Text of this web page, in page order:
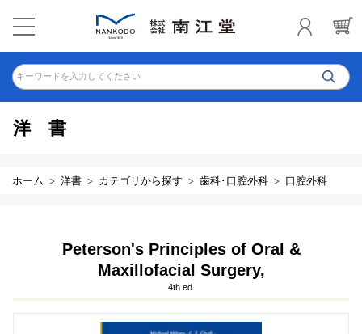
キーワードを入力してください
洋書
ホーム 洋書 カテゴリから探す 歯科･口腔外科 口腔外科
Peterson's Principles of Oral &
Maxillofacial Surgery,
4th ed.